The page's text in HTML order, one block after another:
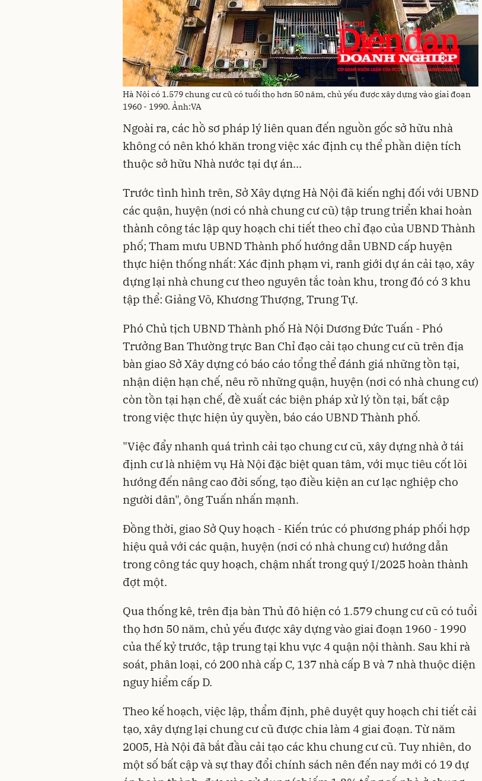
Hà Nội có 1.579 chung cư cũ có tuổi thọ hơn 50 năm, chủ yếu được xây dựng vào giai đoạn
1960 - 1990. Ảnh:VA
Ngoài ra, các hồ sơ pháp lý liên quan đến nguồn gốc sở hữu nhà
không có nên khó khăn trong việc xác định cụ thể phần diện tích
thuộc sở hữu Nhà nước tại dự án...
Trước tình hình trên, Sở Xây dựng Hà Nội đã kiến nghị đối với UBND
các quận, huyện (nơi có nhà chung cư cũ) tập trung triển khai hoàn
thành công tác lập quy hoạch chi tiết theo chỉ đạo của UBND Thành
phố; Tham mưu UBND Thành phố hướng dẫn UBND cấp huyện
thực hiện thống nhất: Xác định phạm vi, ranh giới dự án cải tạo, xây
dựng lại nhà chung cư theo nguyên tắc toàn khu, trong đó có 3 khu
tập thể: Giảng Võ, Khương Thượng, Trung Tự.
Phó Chủ tịch UBND Thành phố Hà Nội Dương Đức Tuấn - Phó
Trưởng Ban Thường trực Ban Chỉ đạo cải tạo chung cư cũ trên địa
bàn giao Sở Xây dựng có báo cáo tổng thể đánh giá những tồn tại,
nhận diện hạn chế, nêu rõ những quận, huyện (nơi có nhà chung cư)
còn tồn tại hạn chế, đề xuất các biện pháp xử lý tồn tại, bất cập
trong việc thực hiện ủy quyền, báo cáo UBND Thành phố.
"Việc đẩy nhanh quá trình cải tạo chung cư cũ, xây dựng nhà ở tái
định cư là nhiệm vụ Hà Nội đặc biệt quan tâm, với mục tiêu cốt lõi
hướng đến nâng cao đời sống, tạo điều kiện an cư lạc nghiệp cho
người dân", ông Tuấn nhấn mạnh.
Đồng thời, giao Sở Quy hoạch - Kiến trúc có phương pháp phối hợp
hiệu quả với các quận, huyện (nơi có nhà chung cư) hướng dẫn
trong công tác quy hoạch, chậm nhất trong quý I/2025 hoàn thành
đợt một.
Qua thống kê, trên địa bàn Thủ đô hiện có 1.579 chung cư cũ có tuổi
thọ hơn 50 năm, chủ yếu được xây dựng vào giai đoạn 1960 - 1990
của thế kỷ trước, tập trung tại khu vực 4 quận nội thành. Sau khi rà
soát, phân loại, có 200 nhà cấp C, 137 nhà cấp B và 7 nhà thuộc diện
nguy hiểm cấp D.
Theo kế hoạch, việc lập, thẩm định, phê duyệt quy hoạch chi tiết cải
tạo, xây dựng lại chung cư cũ được chia làm 4 giai đoạn. Từ năm
2005, Hà Nội đã bắt đầu cải tạo các khu chung cư cũ. Tuy nhiên, do
một số bất cập và sự thay đổi chính sách nên đến nay mới có 19 dự